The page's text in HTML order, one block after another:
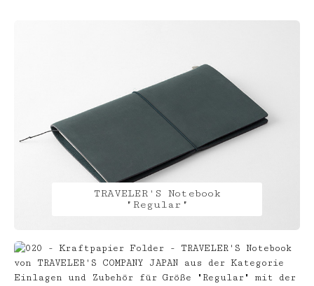
TRAVELER'S Notebook
"Regular"